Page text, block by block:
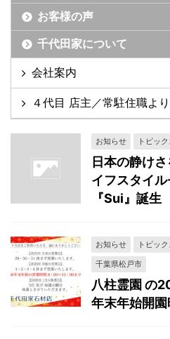
お客様の声
千代田家について
会社案内
４代目 店主／常駐住職より
お知らせ トピッ
日本の静け
イフスタイ
『Sui』誕生
お知らせ トピッ
千葉県松戸市
八柱霊園 の
年末年始開